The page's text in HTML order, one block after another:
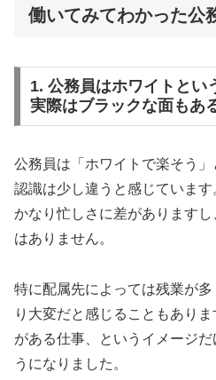
働いてみてわかった公
1. 公務員はホワイトとい
実際はブラックな面もあ
公務員は「ホワイトで楽そう
認識は少し違うと感じていま
かなり忙しさに差があります
はありません。
特に配属先によっては残業が
り大変だと感じることもあり
がある仕事、というイメージ
うになりました。